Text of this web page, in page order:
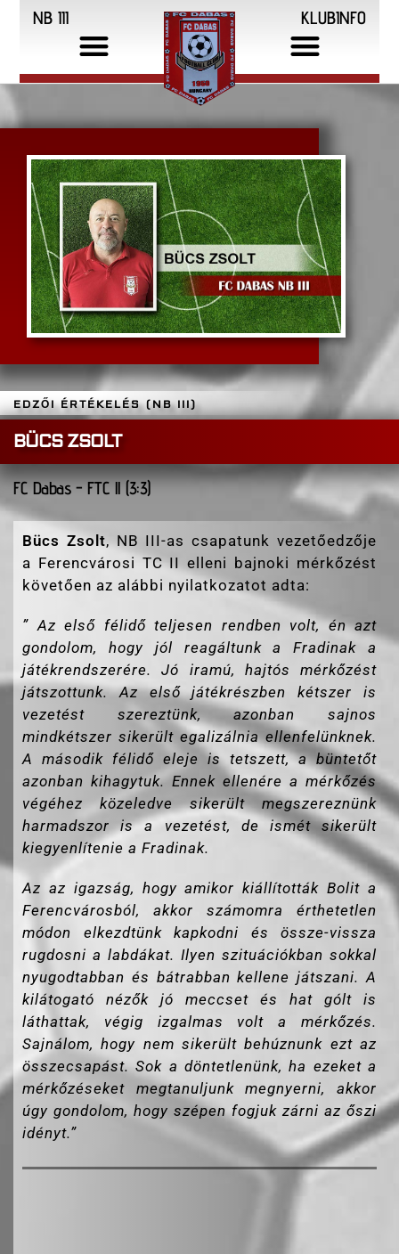
NB III KLUBINFO
EDZŐI ÉRTÉKELÉS (NB III)
BÜCS ZSOLT
FC Dabas - FTC ll (3:3)
Bücs Zsolt, NB III-as csapatunk vezetőedzője
a Ferencvárosi TC II elleni bajnoki mérkőzést
követően az alábbi nyilatkozatot adta:
”Az első félidő teljesen rendben volt, én azt
gondolom, hogy jól reagáltunk a Fradinak a
játékrendszerére. Jó iramú, hajtós mérkőzést
játszottunk. Az első játékrészben kétszer is
vezetést szereztünk, azonban sajnos
mindkétszer sikerült egalizálnia ellenfelünknek.
A második félidő eleje is tetszett, a büntetőt
azonban kihagytuk. Ennek ellenére a mérkőzés
végéhez közeledve sikerült megszereznünk
harmadszor is a vezetést, de ismét sikerült
kiegyenlítenie a Fradinak.
Az az igazság, hogy amikor kiállították Bolit a
Ferencvárosból, akkor számomra érthetetlen
módon elkezdtünk kapkodni és össze-vissza
rugdosni a labdákat. Ilyen szituációkban sokkal
nyugodtabban és bátrabban kellene játszani. A
kilátogató nézők jó meccset és hat gólt is
láthattak, végig izgalmas volt a mérkőzés.
Sajnálom, hogy nem sikerült behúznunk ezt az
összecsapást. Sok a döntetlenünk, ha ezeket a
mérkőzéseket megtanuljunk megnyerni, akkor
úgy gondolom, hogy szépen fogjuk zárni az őszi
idényt.”